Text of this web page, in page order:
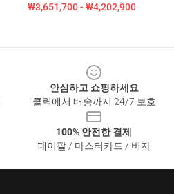
₩3,651,700 - ₩4,202,900
안심하고 쇼핑하세요
클릭에서 배송까지 24/7 보호
100% 안전한 결제
페이팔 / 마스터카드 / 비자